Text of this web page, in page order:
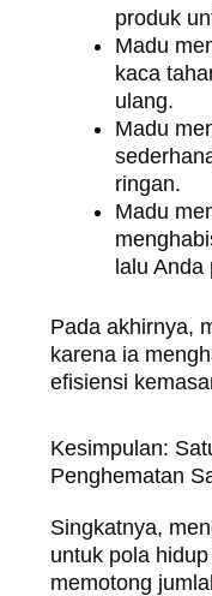
produk
Madu
kaca
ulang.
Madu
ringan.
Madu
lalu
Pada akhirnya,
karena ia
efisiensi
Kesimpulan:
Penghematan
Singkatnya,
untuk pola
memotong